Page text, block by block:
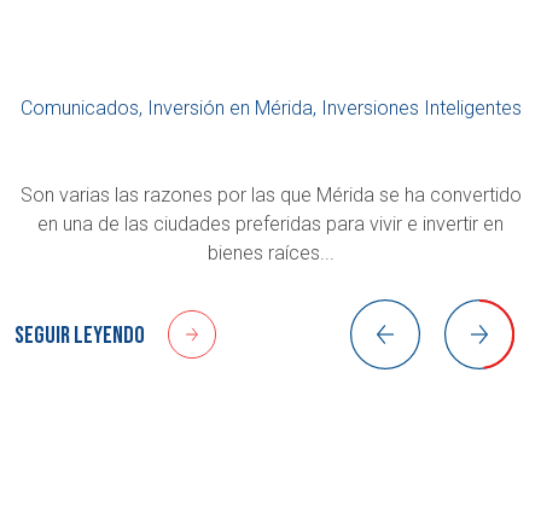
Comunicados, Inversión en Mérida, Inversiones Inteligentes
Son varias las razones por las que Mérida se ha convertido
en una de las ciudades preferidas para vivir e invertir en
bienes raíces...
Seguir leyendo